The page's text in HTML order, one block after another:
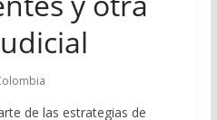
de las estrategias de